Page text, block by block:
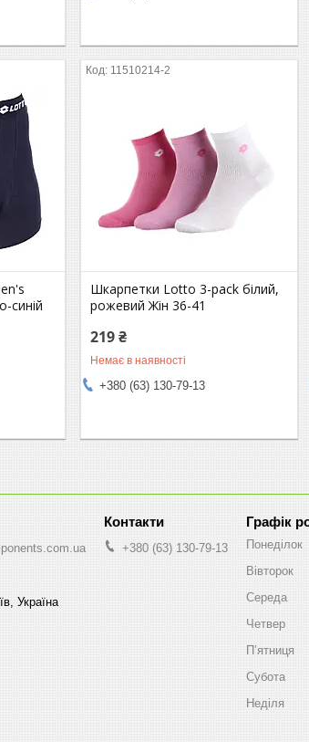
синій
11510214-2
Шкарпетки Lotto 3-pack білий,
рожевий Жін 36-41
219 ₴
Немає в наявності
+380 (63) 130-79-13
Україна
+380 (63) 130-79-13
Графік
Понеділок
Вівторок
Середа
Четвер
Пʼятниця
Субота
Неділя